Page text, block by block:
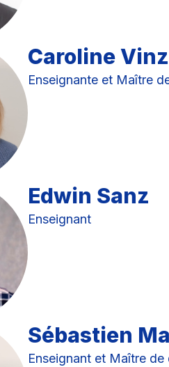
Caroline
Enseignante et Maître
Edwin Sanz
Enseignant
Sébastien
Enseignant et Maître de